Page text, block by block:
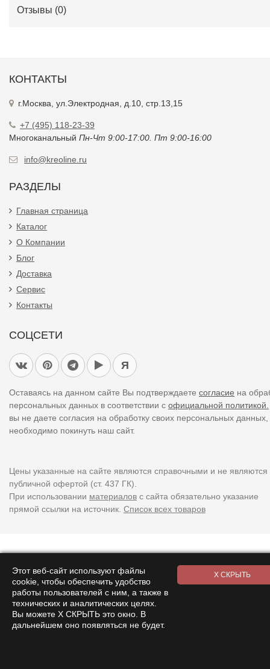
Отзывы (0)
КОНТАКТЫ
г.Москва, ул.Электродная, д.10, стр.13,15
+7 (495) 118-23-39
Многоканальный Пн-Чт 9:00-17:00. Пт 9:00-16:00
info@kreoline.ru
РАЗДЕЛЫ
Главная страница
Каталог
О Компании
Блог
Доставка
Сервис
Контакты
СОЦСЕТИ
Я
Оставаясь на данном сайте Вы подтверждаете согласие на
персональных данных в соответствии с официальной политикой.
вы не даете согласия на обработку своих персональных
необходимо покинуть наш сайт.
Цены указанные на сайте являются справочными и не являются
публичной офертой (ст. 437 ГК).
При использовании материалов с сайта обязательно указание
прямой ссылки на источник. Список всех товаров
Этот веб-сайт используют файлы
cookie, чтобы обеспечить удобство
работы пользователей с ним, а также в
технических и аналитических целях.
Вы можете Х СКРЫТЬ это окно. В
дальнейшем оно появляться не будет.